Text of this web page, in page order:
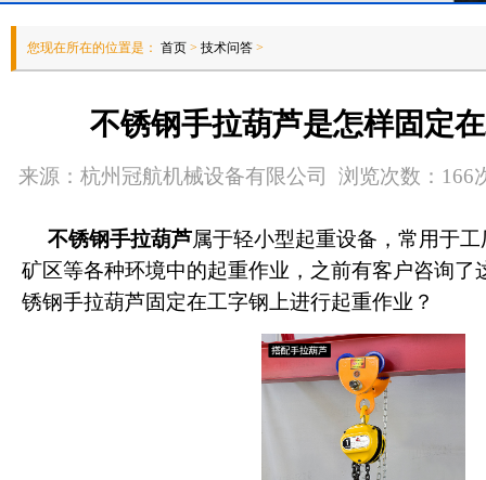
您现在所在的位置是： 首页 > 技术问答 >
不锈钢手拉葫芦是怎样固定
来源：杭州冠航机械设备有限公司 浏览次数：166
不锈钢手拉葫芦属于轻小型起重设备，常用于
矿区等各种环境中的起重作业，之前有客户咨询了
锈钢手拉葫芦固定在工字钢上进行起重作业？